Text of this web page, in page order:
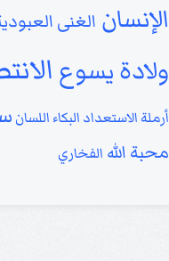
الإنسان الغنى
ولادة يسوع
أرملة الاستعداد البكاء اللسان
محبة الله الفخاري